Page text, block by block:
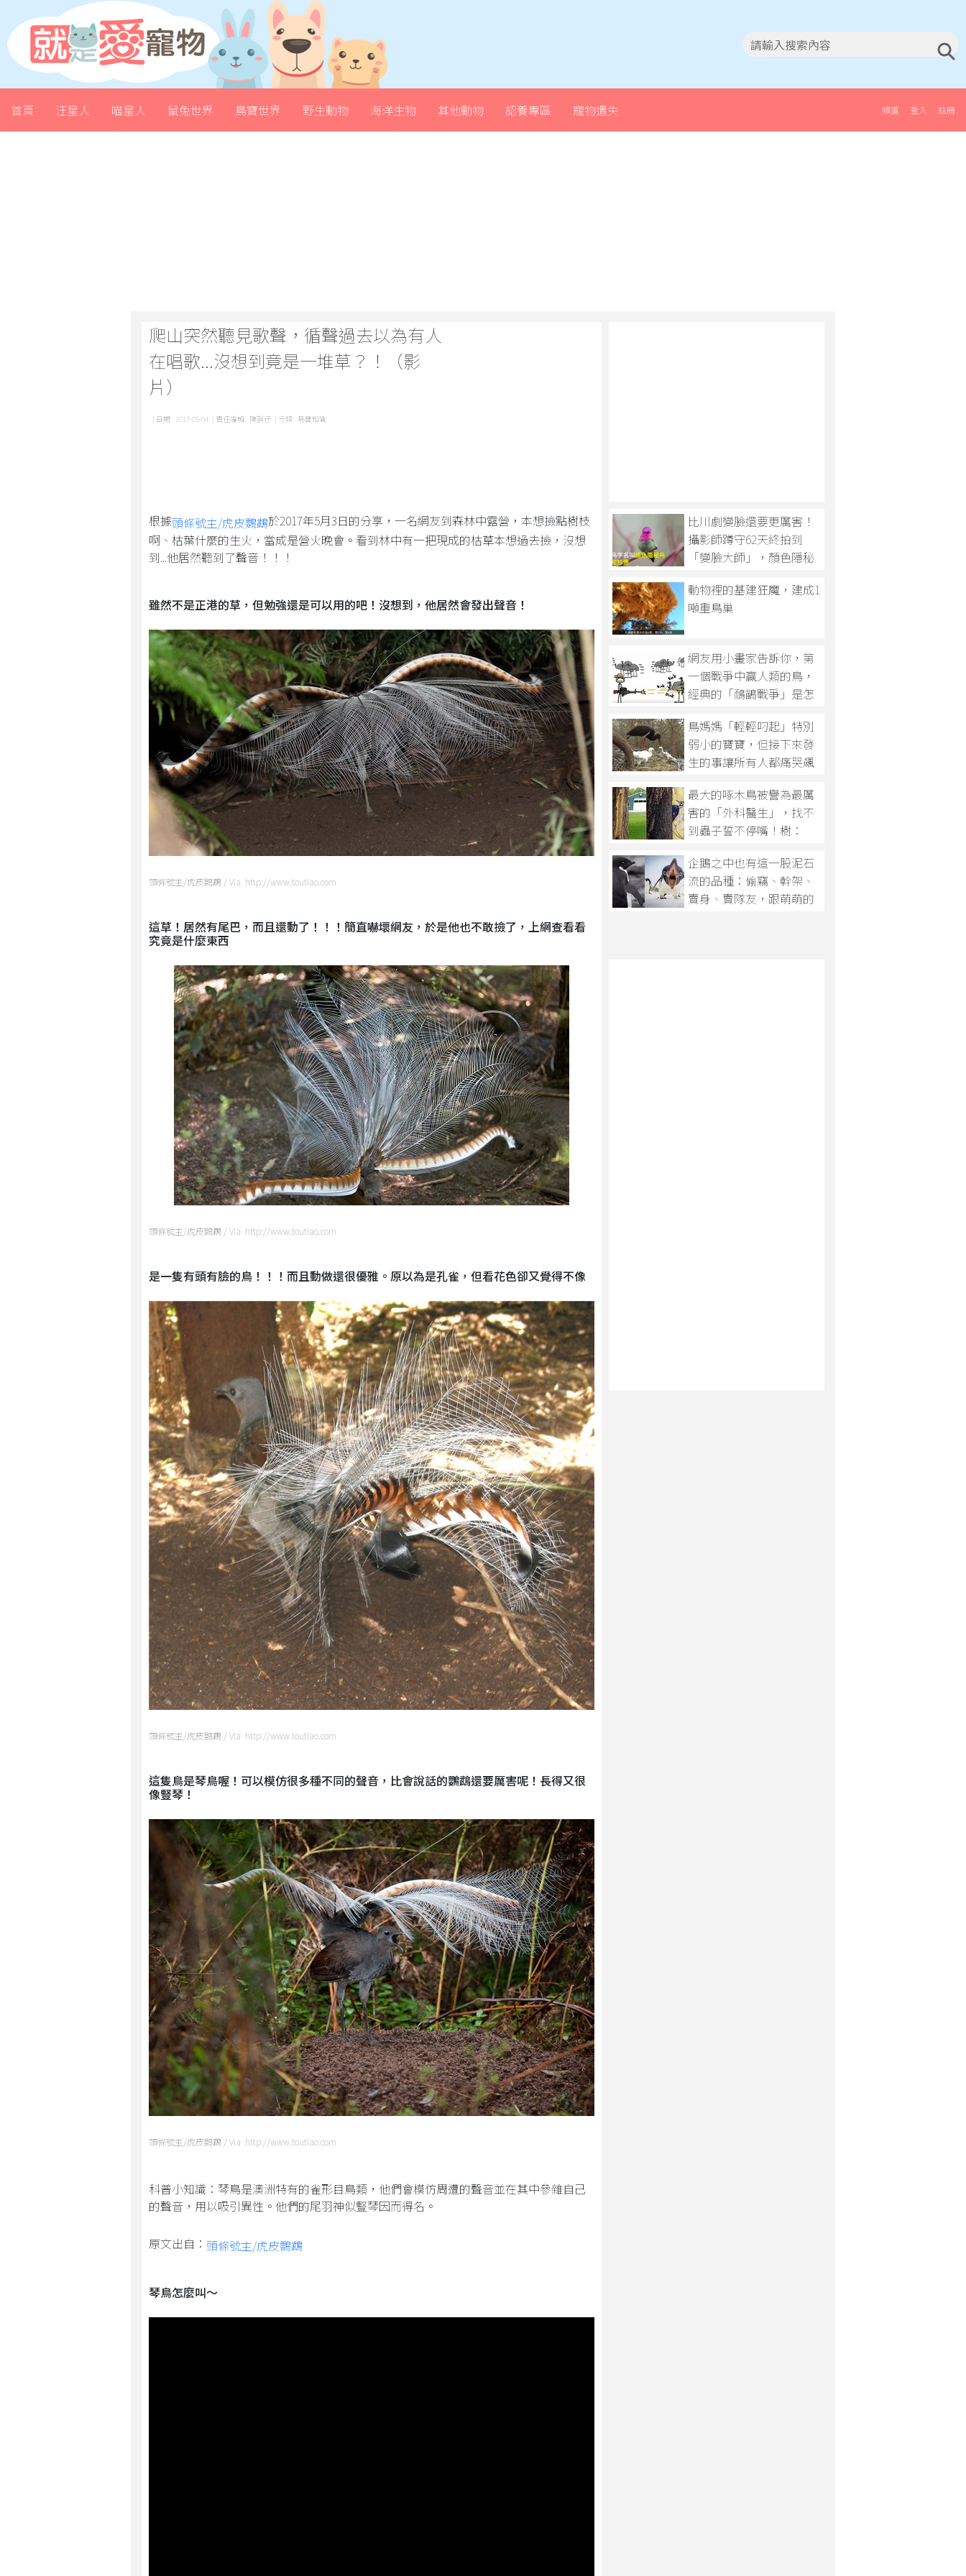
首頁 汪星人 喵星人 鼠兔世界 鳥寶世界 野生動物 海洋生物 其他動物 認養專區 寵物遺失 註冊
登入
頻道
爬山突然聽見歌聲，循聲過去以為有人
在唱歌...沒想到竟是一堆草？！（影
片）
| 日期: 2017-05-04 | 責任編輯: 陳韻伃 | 分類: 鳥寶知識
根據頭條號主/虎皮鸚鵡於2017年5月3日的分享，一名網友到森林中露營，本想撿點樹枝
啊、枯葉什麼的生火，當成是營火晚會。看到林中有一把現成的枯草本想過去撿，沒想
到...他居然聽到了聲音！！！
雖然不是正港的草，但勉強還是可以用的吧！沒想到，他居然會發出聲音！
頭條號主/虎皮鸚鵡 / Via http://www.toutiao.com
這草！居然有尾巴，而且還動了！！！簡直嚇壞網友，於是他也不敢撿了，上網查看看
究竟是什麼東西
頭條號主/虎皮鸚鵡 / Via http://www.toutiao.com
是一隻有頭有臉的鳥！！！而且動做還很優雅。原以為是孔雀，但看花色卻又覺得不像
頭條號主/虎皮鸚鵡 / Via http://www.toutiao.com
這隻鳥是琴鳥喔！可以模仿很多種不同的聲音，比會說話的鸚鵡還要厲害呢！長得又很
像豎琴！
頭條號主/虎皮鸚鵡 / Via http://www.toutiao.com
科普小知識：琴鳥是澳洲特有的雀形目鳥類，他們會模仿周遭的聲音並在其中參雜自己
的聲音，用以吸引異性。他們的尾羽神似豎琴因而得名。
原文出自： 頭條號主/虎皮鸚鵡
琴鳥怎麼叫～
比川劇變臉還要更厲害！
攝影師蹲守62天終拍到
「變臉大師」，顏色隱秘
動物裡的基建狂魔，建成1
噸重鳥巢
網友用小畫家告訴你，第
一個戰爭中贏人類的鳥，
經典的「鴯鶓戰爭」是怎
鳥媽媽「輕輕叼起」特別
弱小的寶寶，但接下來發
生的事讓所有人都痛哭飆
最大的啄木鳥被譽為最厲
害的「外科醫生」，找不
到蟲子誓不停嘴！樹：
死了...」
企鵝之中也有這一股泥石
流的品種：偷竊、幹架、
賣身、賣隊友，跟萌萌的